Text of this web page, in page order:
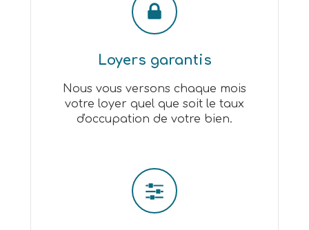
Loyers garantis
Nous vous versons chaque mois
votre loyer quel que soit le taux
d'occupation de votre bien.